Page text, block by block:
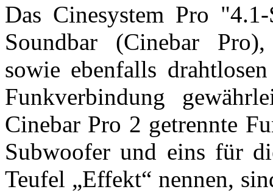
Das Cinesystem Pro
Soundbar (Cinebar
sowie ebenfalls
Funkverbindung
Cinebar Pro 2 getrennte
Subwoofer und eins für
Teufel „Effekt“ nennen,